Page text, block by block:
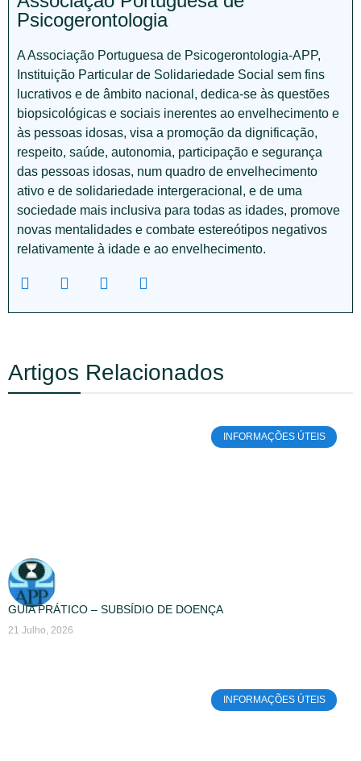
Psicogerontologia
A Associação Portuguesa de Psicogerontologia-APP,
Instituição Particular de Solidariedade Social sem fins
lucrativos e de âmbito nacional, dedica-se às questões
biopsicológicas e sociais inerentes ao envelhecimento e
às pessoas idosas, visa a promoção da dignificação,
respeito, saúde, autonomia, participação e segurança
das pessoas idosas, num quadro de envelhecimento
ativo e de solidariedade intergeracional, e de uma
sociedade mais inclusiva para todas as idades, promove
novas mentalidades e combate estereótipos negativos
relativamente à idade e ao envelhecimento.
Artigos Relacionados
INFORMAÇÕES ÚTEIS
GUIA PRÁTICO – SUBSÍDIO DE DOENÇA
21 Julho, 2026
INFORMAÇÕES ÚTEIS